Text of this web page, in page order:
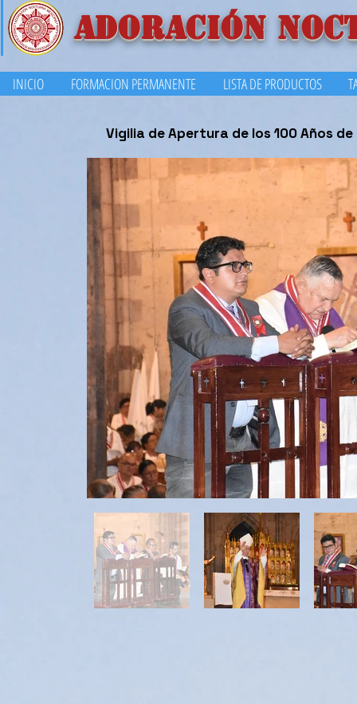
ADORACIÓN
INICIO FORMACION PERMANENTE LISTA DE PRODUCTOS
Vigilia de Apertura de los 100 Años